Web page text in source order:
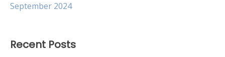
September 2024
Recent Posts